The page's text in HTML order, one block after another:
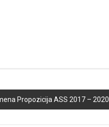
Propozicija ASS 2017 – 2020